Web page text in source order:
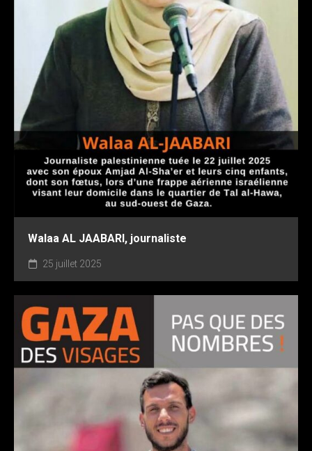
Walaa AL JAABARI, journaliste
25 juillet 2025